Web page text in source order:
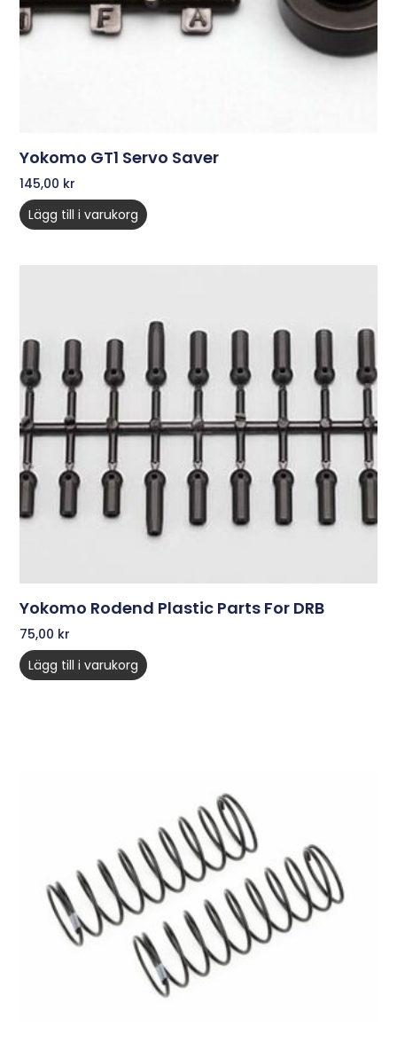
Yokomo GT1 Servo Saver
145,00 kr
Lägg till i varukorg
Yokomo Rodend Plastic Parts For DRB
75,00 kr
Lägg till i varukorg